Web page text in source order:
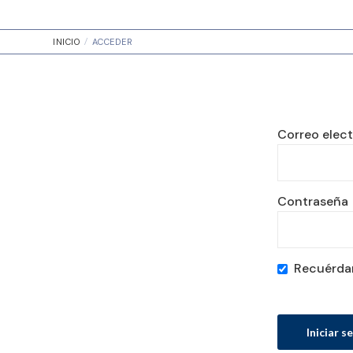
INICIO ACCEDER
Correo
Contraseña